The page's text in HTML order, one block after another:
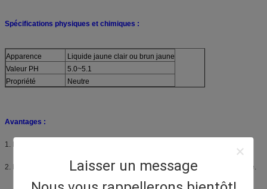
Laisser un message
Spécifications physiques et chimiques :
Apparence
Liquide jaune clair ou brun jaune
Valeur PH
5.0~5.1
Propriété
Neutre
Avantages :
1. Faible perte de poids et de résistance.
2. Meilleure rétention de la couleur et peut être utilisé dans le bain de teinture.